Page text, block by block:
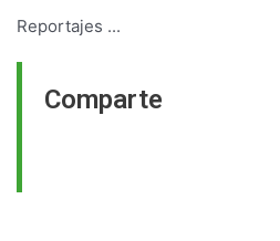
Reportajes ...
Comparte